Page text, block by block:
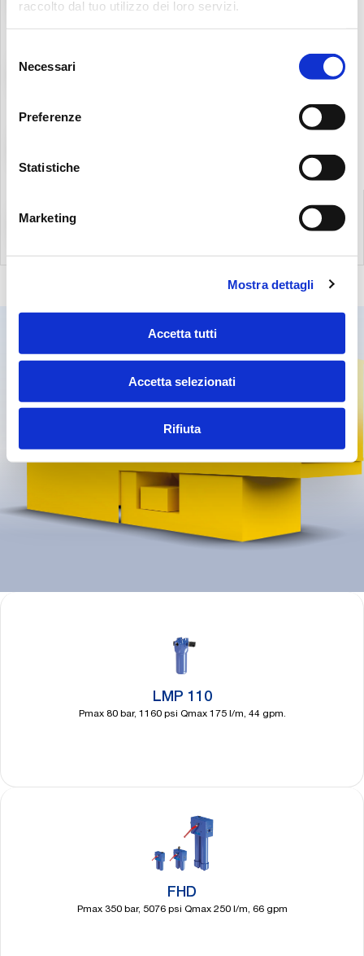
raccolto dal tuo utilizzo dei loro servizi.
delNecessari
Preferenze
Statistiche
Marketing
Mostra dettagli
Accetta tutti
Accetta selezionati
Rifiuta
Transmission de puissance
Accessoires de reservoir hydraulique
LMP 110
Pmax 80 bar, 1160 psi Qmax 175 l/m, 44 gpm.
FHD
Pmax 350 bar, 5076 psi Qmax 250 l/m, 66 gpm